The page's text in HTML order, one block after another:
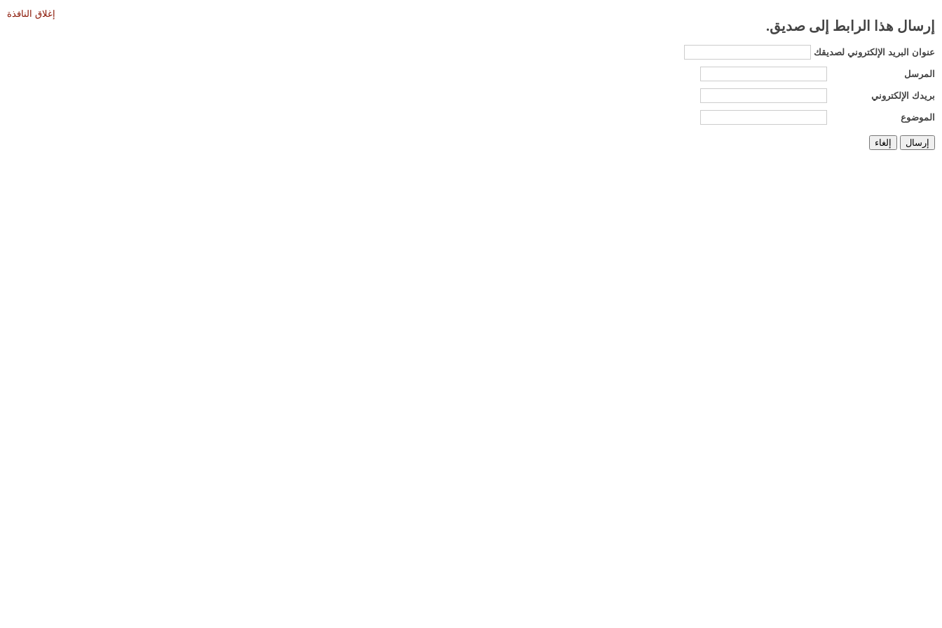
إرسال هذا الرابط إلى صديق.
إغلاق النافذة
عنوان البريد الإلكتروني لصديقك
المرسل
بريدك الإلكتروني
الموضوع
إرسال إلغاء